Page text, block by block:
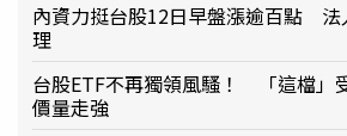
內資力挺台股12日早盤漲逾百點 法
理
台股ETF不再獨領風騷！ 「這檔」
價量走強